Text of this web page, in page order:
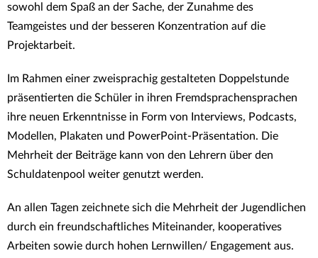
sowohl dem Spaß an der Sache, der Zunahme des
Teamgeistes und der besseren Konzentration auf die
Projektarbeit.
Im Rahmen einer zweisprachig gestalteten Doppelstunde
präsentierten die Schüler in ihren Fremdsprachensprachen
ihre neuen Erkenntnisse in Form von Interviews, Podcasts,
Modellen, Plakaten und PowerPoint-Präsentation. Die
Mehrheit der Beiträge kann von den Lehrern über den
Schuldatenpool weiter genutzt werden.
An allen Tagen zeichnete sich die Mehrheit der Jugendlichen
durch ein freundschaftliches Miteinander, kooperatives
Arbeiten sowie durch hohen Lernwillen/ Engagement aus.